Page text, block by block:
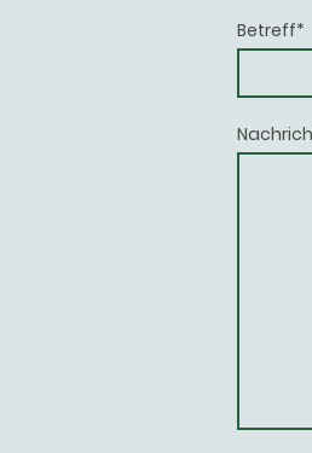
Betreff*